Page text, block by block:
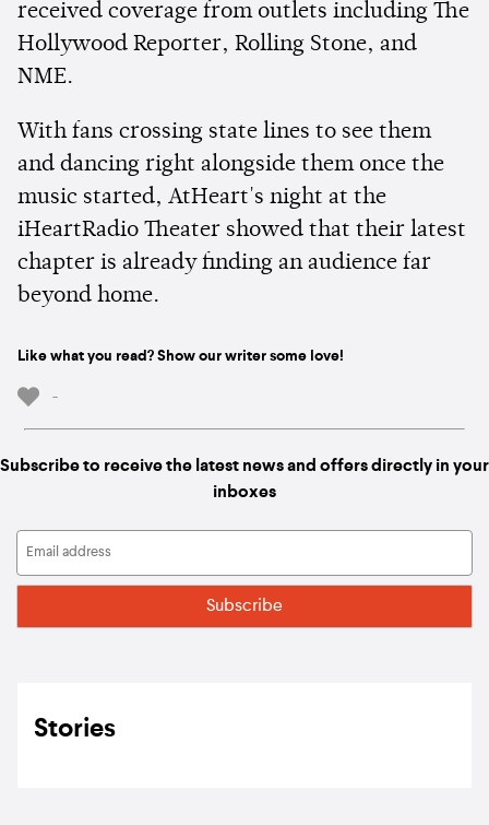
received coverage from outlets including The
Hollywood Reporter, Rolling Stone, and
NME.
With fans crossing state lines to see them
and dancing right alongside them once the
music started, AtHeart's night at the
iHeartRadio Theater showed that their latest
chapter is already finding an audience far
beyond home.
Like what you read? Show our writer some love!
-
Subscribe to receive the latest news and offers directly in your
inboxes
Stories